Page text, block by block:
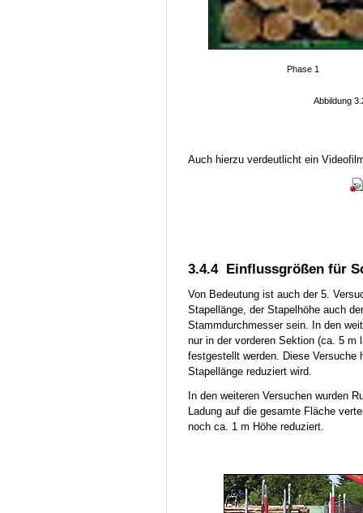
Phase 1
Abbildung
Auch hierzu verdeutlicht ein
3.4.4 Einflussgrößen für
Von Bedeutung ist auch der 5.
Stapellänge, der Stapelhöhe auch
Stammdurchmesser sein. In den
nur in der vorderen Sektion (ca. 5 m
festgestellt werden. Diese Versuche
Stapellänge reduziert wird.
In den weiteren Versuchen wurden
Ladung auf die gesamte Fläche
noch ca. 1 m Höhe reduziert.